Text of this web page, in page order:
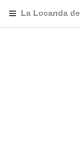
La Locanda